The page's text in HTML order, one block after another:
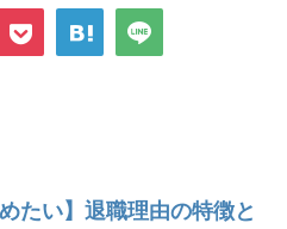
たい】退職理由の特徴と